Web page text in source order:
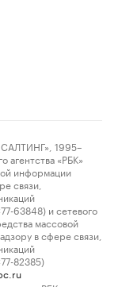
1995–
«РБК»
информации
связи,
63848) и сетевого
массовой
в сфере связи,
82385)